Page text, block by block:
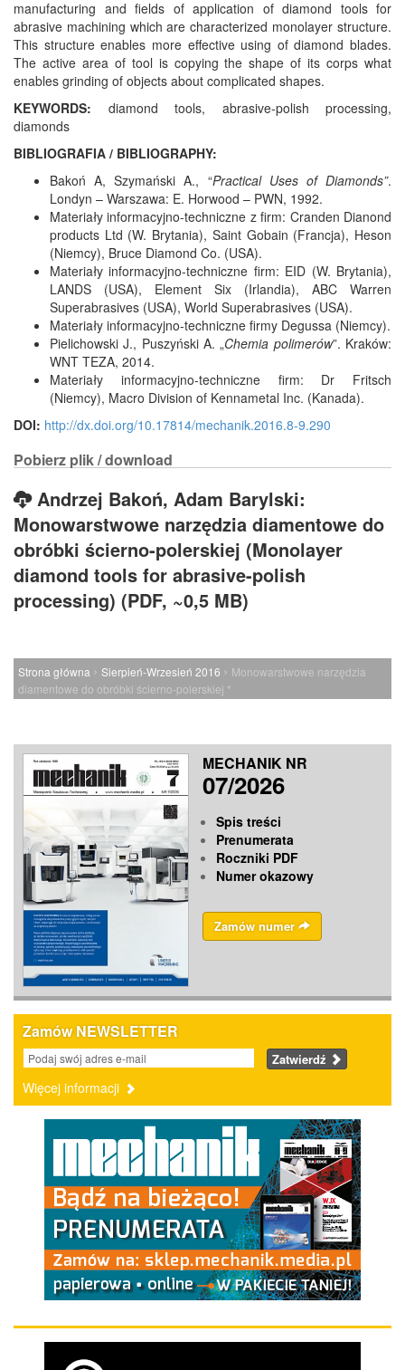
manufacturing and fields of application of diamond tools for
abrasive machining which are characterized monolayer structure.
This structure enables more effective using of diamond blades.
The active area of tool is copying the shape of its corps what
enables grinding of objects about complicated shapes.
KEYWORDS: diamond tools, abrasive-polish processing,
diamonds
BIBLIOGRAFIA / BIBLIOGRAPHY:
Bakoń A, Szymański A., “Practical Uses of Diamonds”.
Londyn – Warszawa: E. Horwood – PWN, 1992.
Materiały informacyjno-techniczne z firm: Cranden Dianond
products Ltd (W. Brytania), Saint Gobain (Francja), Heson
(Niemcy), Bruce Diamond Co. (USA).
Materiały informacyjno-techniczne firm: EID (W. Brytania),
LANDS (USA), Element Six (Irlandia), ABC Warren
Superabrasives (USA), World Superabrasives (USA).
Materiały informacyjno-techniczne firmy Degussa (Niemcy).
Pielichowski J., Puszyński A. „Chemia polimerów”. Kraków:
WNT TEZA, 2014.
Materiały informacyjno-techniczne firm: Dr Fritsch
(Niemcy), Macro Division of Kennametal Inc. (Kanada).
DOI: http://dx.doi.org/10.17814/mechanik.2016.8-9.290
Pobierz plik / download
Andrzej Bakoń, Adam Barylski:
Monowarstwowe narzędzia diamentowe do
obróbki ścierno-polerskiej (Monolayer
diamond tools for abrasive-polish
processing) (PDF, ~0,5 MB)
Strona główna › Sierpień-Wrzesień 2016 › Monowarstwowe narzędzia
diamentowe do obróbki ścierno-polerskiej *
MECHANIK NR
07/2026
Spis treści
Prenumerata
Roczniki PDF
Numer okazowy
Zamów numer
Zamów NEWSLETTER
Zatwierdź
Więcej informacji